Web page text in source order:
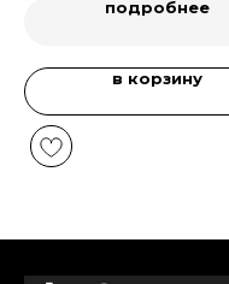
подробнее
в корзину